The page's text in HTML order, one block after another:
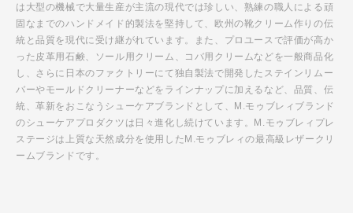
は大型の機械で大量生産が主流の現代では珍しい、熟練の職人による頑
固なまでのハンドメイド的製法を堅持して、欧州の靴クリーム作りの伝
統と品質を現代に受け継がれています。また、プロユースで評価が高か
った皮革用石鹸、ソール用クリーム、コバ用クリームなどを一般商品化
し、さらに日本のファクトリーにて独自製法で開発したステインリムー
バーやモールドクリーナーなどをラインナップに加えるなど、品質、伝
統、革新をおこなうシューケアブランドとして、M.モゥブレィブランド
のシューケアプロダクツは日々進化し続けています。M.モゥブレィプレ
ステージは上質な天然成分を使用したM.モゥブレィの最高級レザークリ
ームブランドです。